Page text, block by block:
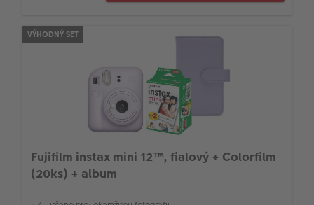
VÝHODNÝ SET
Fujifilm instax mini 12™, fialový + Colorfilm
(20ks) + album